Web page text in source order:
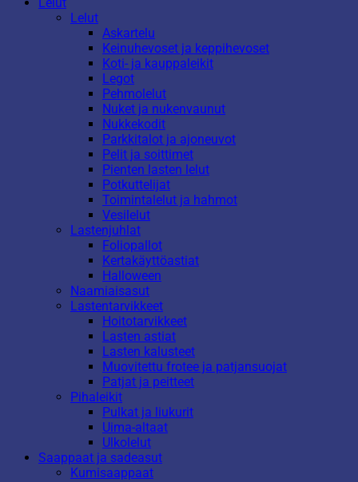
Lelut
Askartelu
Keinuhevoset ja keppihevoset
Koti- ja kauppaleikit
Legot
Pehmolelut
Nuket ja nukenvaunut
Nukkekodit
Parkkitalot ja ajoneuvot
Pelit ja soittimet
Pienten lasten lelut
Potkuttelijat
Toimintalelut ja hahmot
Vesilelut
Lastenjuhlat
Foliopallot
Kertakäyttöastiat
Halloween
Naamiaisasut
Lastentarvikkeet
Hoitotarvikkeet
Lasten astiat
Lasten kalusteet
Muovitettu frotee ja patjansuojat
Patjat ja peitteet
Pihaleikit
Pulkat ja liukurit
Uima-altaat
Ulkolelut
Saappaat ja sadeasut
Kumisaappaat